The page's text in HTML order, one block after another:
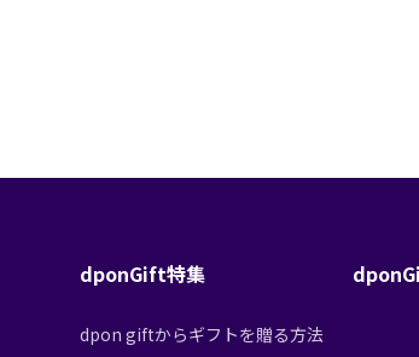
dponGift特集
dpon giftからギフトを贈る方法